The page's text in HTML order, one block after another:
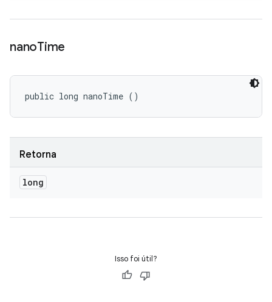
nanoTime
public long nanoTime ()
Retorna
long
Isso foi útil?